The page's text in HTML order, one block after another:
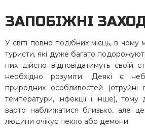
ЗАПОБІЖНІ
У світі повно подібних місць, в
туристи, які дуже багато
них дійсно відповідатимуть своїй
необхідно розуміти. Деякі є
природних особливостей (отруйні
температури, інфекції і інше),
варто наближатися близько, але
людини очікує пекло або демони.